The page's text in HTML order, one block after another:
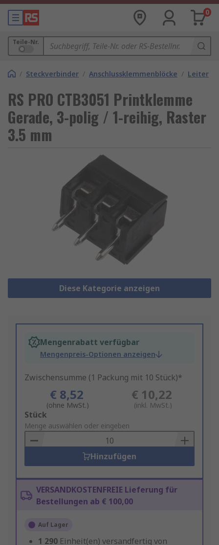
0
Teile-Nr.
/ Steckverbinder / Anschlussklemmenblöcke /
RS PRO CTB3051 Printklemme
Gerade, 3-polig / 1-reihig, Raster
3.5 mm
Diese Kategorie anzeigen
Mengenrabatt verfügbar
Mengenpreis-Optionen anzeigen
Zwischensumme (1 Packung mit 10 Stück)*
€ 8,52
(ohne MwSt.)
€ 10,22
(inkl. MwSt.)
Add
to
Basket
Stück
Menge auswählen oder eingeben
Hinzufügen
VERSANDKOSTENFREIE Lieferung für
Bestellungen ab € 100,00
Auf Lager
1 290 Einheit(en) versandfertig von